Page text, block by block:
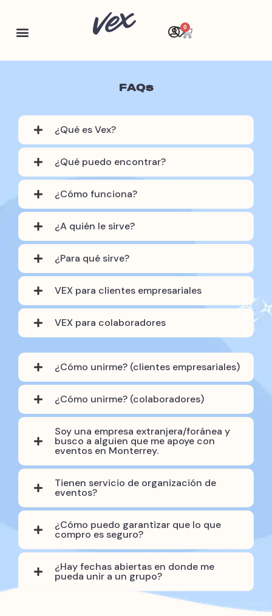
0
FAQs
¿Qué es Vex?
¿Qué puedo encontrar?
¿Cómo funciona?
¿A quién le sirve?
¿Para qué sirve?
VEX para clientes empresariales
VEX para colaboradores
¿Cómo unirme? (clientes empresariales)
¿Cómo unirme? (colaboradores)
Soy una empresa extranjera/foránea y
busco a alguien que me apoye con
eventos en Monterrey.
Tienen servicio de organización de
eventos?
¿Cómo puedo garantizar que lo que
compro es seguro?
¿Hay fechas abiertas en donde me
pueda unir a un grupo?